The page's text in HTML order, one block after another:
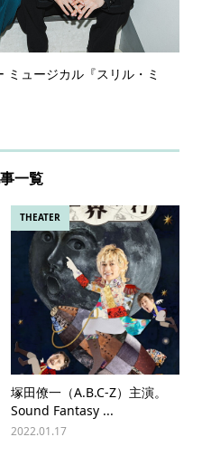
ュージカル『スリル・ミ
一覧
THEATER
塚田僚一（A.B.C-Z）主演。
Sound Fantasy ...
2022.01.17